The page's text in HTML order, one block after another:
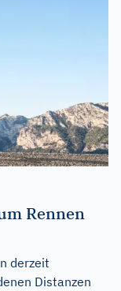
Rennen
derzeit
Distanzen